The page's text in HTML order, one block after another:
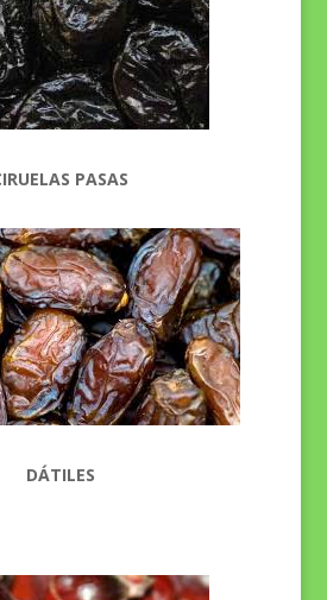
PASAS
DÁTILES